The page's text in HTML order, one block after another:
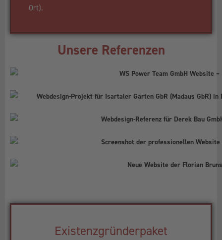
Ort).
Unsere Referenzen
Existenzgründerpaket